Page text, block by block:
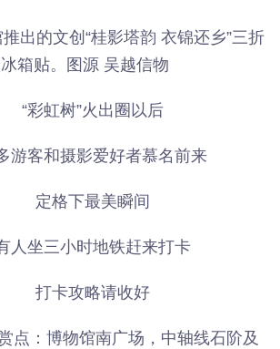
出的文创“桂影塔韵 衣锦还乡”三折
箱贴。图源 吴越信物
“彩虹树”火出圈以后
游客和摄影爱好者慕名前来
定格下最美瞬间
人坐三小时地铁赶来打卡
打卡攻略请收好
点：博物馆南广场，中轴线石阶及